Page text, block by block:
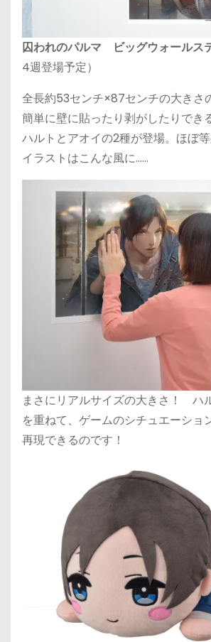
囚われのパルマ ビッグウォールス
4週登場予定）
全長約53センチ×87センチの大きさ
簡単に壁に貼ったり剥がしたりでき
ハルトとアオイの2種が登場。ほぼ
イラストはこんな風に……
まさにリアルサイズの大きさ！ ハ
を重ねて、ゲームのシチュエーショ
再現できるのです！